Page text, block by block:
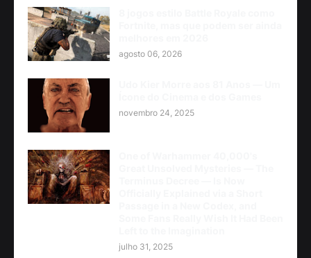
agosto 06, 2026
novembro 24, 2025
julho 31, 2025